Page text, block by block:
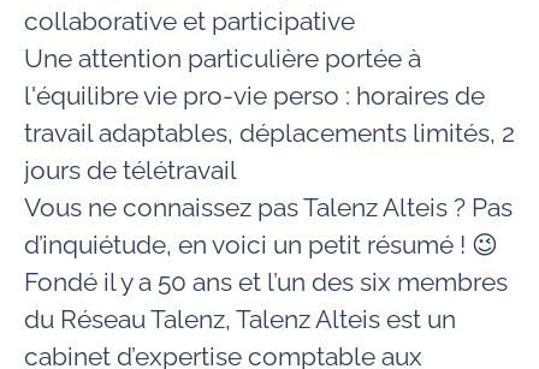
collaborative et participative
Une attention particulière portée à
l'équilibre vie pro-vie perso : horaires de
travail adaptables, déplacements limités, 2
jours de télétravail
Vous ne connaissez pas Talenz Alteis ? Pas
d’inquiétude, en voici un petit résumé ! 😉
Fondé il y a 50 ans et l’un des six membres
du Réseau Talenz, Talenz Alteis est un
cabinet d’expertise comptable aux